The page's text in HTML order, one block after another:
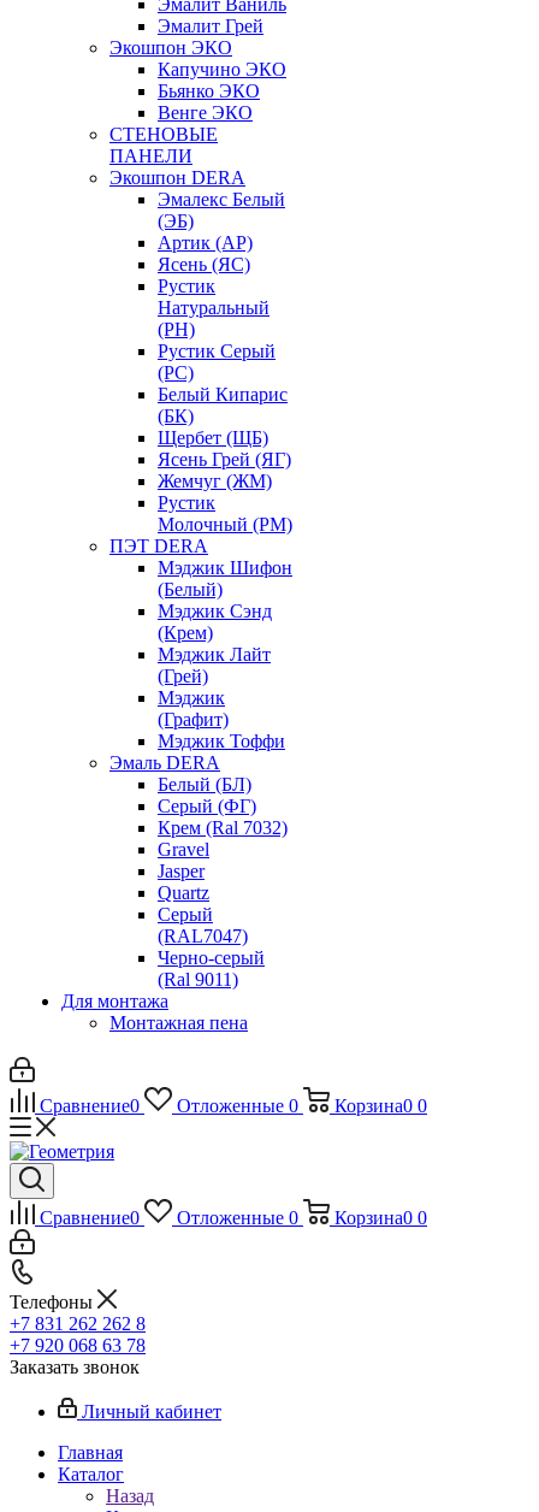
Эмалит Ваниль
Эмалит Грей
Экошпон ЭКО
Капучино ЭКО
Бьянко ЭКО
Венге ЭКО
СТЕНОВЫЕ
ПАНЕЛИ
Экошпон DERA
Эмалекс Белый
(ЭБ)
Артик (АР)
Ясень (ЯС)
Рустик
Натуральный
(РН)
Рустик Серый
(РС)
Белый Кипарис
(БК)
Щербет (ЩБ)
Ясень Грей (ЯГ)
Жемчуг (ЖМ)
Рустик
Молочный (РМ)
ПЭТ DERA
Мэджик Шифон
(Белый)
Мэджик Сэнд
(Крем)
Мэджик Лайт
(Грей)
Мэджик
(Графит)
Мэджик Тоффи
Эмаль DERA
Белый (БЛ)
Серый (ФГ)
Крем (Ral 7032)
Gravel
Jasper
Quartz
Серый
(RAL7047)
Черно-серый
(Ral 9011)
Для монтажа
Монтажная пена
Сравнение0 Отложенные 0 Корзина0 0
Сравнение0 Отложенные 0 Корзина0 0
Телефоны
+7 831 262 262 8
+7 920 068 63 78
Заказать звонок
Личный кабинет
Главная
Каталог
Назад